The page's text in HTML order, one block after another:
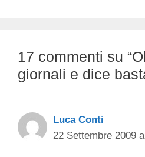
17 commenti su
giornali e dice
Luca Conti
22 Settembre 2009